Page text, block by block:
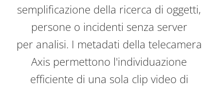
semplificazione della ricerca di oggetti,
persone o incidenti senza server
per analisi. I metadati della telecamera
Axis permettono l'individuazione
efficiente di una sola clip video di